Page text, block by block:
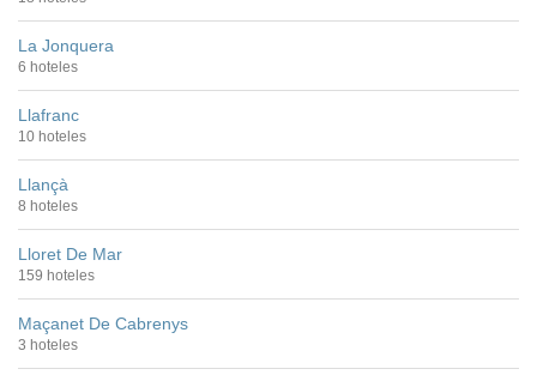
La Jonquera
6 hoteles
Llafranc
10 hoteles
Llançà
8 hoteles
Lloret De Mar
159 hoteles
Maçanet De Cabrenys
3 hoteles